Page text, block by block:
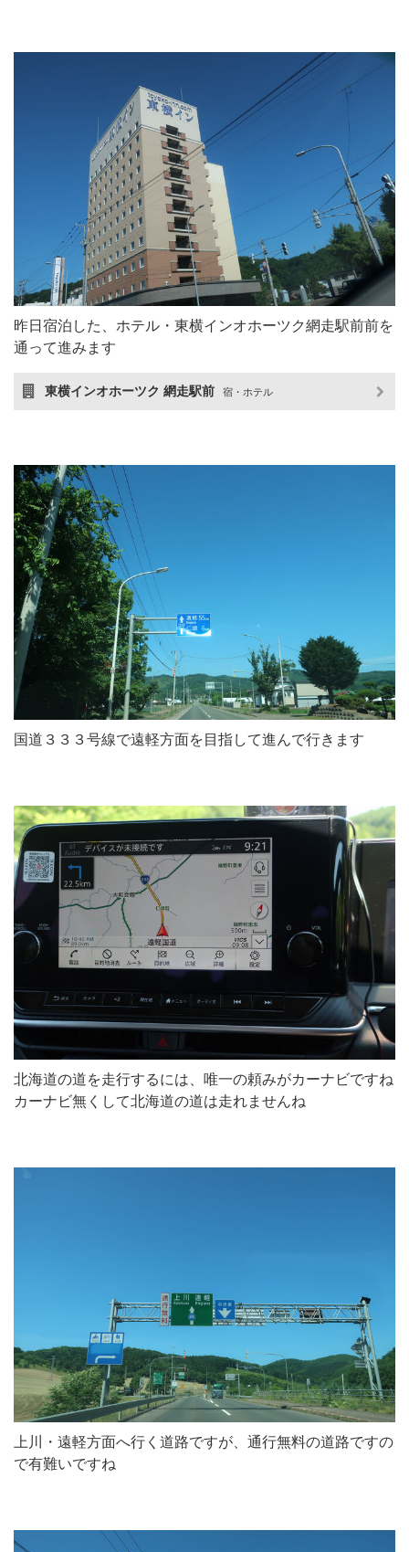
昨日宿泊した、ホテル・東横インオホーツク網走駅前前を
通って進みます
東横インオホーツク 網走駅前 宿・ホテル
国道３３３号線で遠軽方面を目指して進んで行きます
北海道の道を走行するには、唯一の頼みがカーナビですね
カーナビ無くして北海道の道は走れませんね
上川・遠軽方面へ行く道路ですが、通行無料の道路ですの
で有難いですね